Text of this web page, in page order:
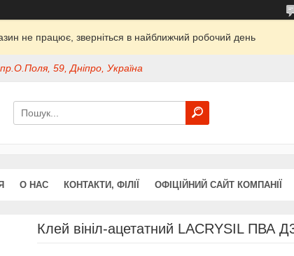
не працює, зверніться в найближчий робочий день
59, Дніпро, Україна
О НАС КОНТАКТИ, ФІЛІЇ ОФІЦІЙНИЙ САЙТ КОМПАНІЇ
Клей вініл-ацетатний LACRYSIL ПВА